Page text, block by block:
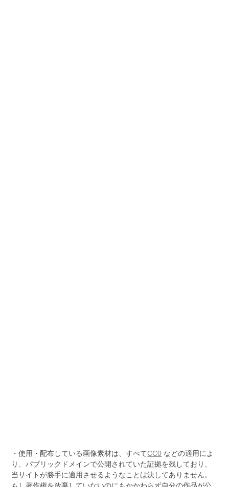
・使用・配布している画像素材は、すべてCC0 などの適用によ
り、パブリックドメインで公開されていた証拠を残しており、
当サイトが勝手に適用させるようなことは決してありません。